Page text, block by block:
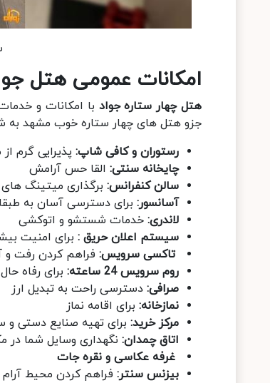
امکانات عمومی هتل
هتل چهار ستاره جواد با امکانات و
جزو هتل های چهار ستاره خوب مشهد به
رستوران و کافی شاپ: پذیرایی گرم
چایخانه سنتی: القا حس آرامش
سالن کنفرانس: برگذاری میتینگ
آسانسور: برای دسترسی آسان به
لاندری: خدمات شستشو و اتوکشی
سیستم اعلان حریق : برای امنیت
تاکسی سرویس: فراهم کردن رفت و
روم سرویس 24 ساعته:
برای رفاه
صرافی: دسترسی راحت به تبدیل ارز
نمازخانه: برای اقامه نماز
مرکز خرید: برای تهیه صنایع دستی
اتاق چمدان: نگهداری وسایل شما در
غرفه عکاسی و نقره جات
بیزنس سنتر: فراهم کردن محیط آرام